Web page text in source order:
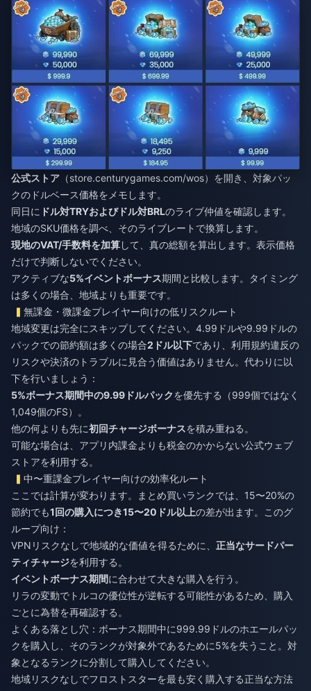
公式ストア （store.centurygames.com/wos）を開き、対象パッ
クのドルベース価格をメモします。
同日に ドル対TRYおよびドル対BRLのライブ仲値を確認します。
地域のSKU価格を調べ、そのライブレートで換算します。
現地のVAT/手数料を加算して、真の総額を算出します。表示価格
だけで判断しないでください。
アクティブな5%イベントボーナス期間と比較します。タイミング
は多くの場合、地域よりも重要です。
無課金・微課金プレイヤー向けの低リスクルート
地域変更は完全にスキップしてください。4.99ドルや9.99ドルの
パックでの節約額は多くの場合2ドル以下であり、利用規約違反の
リスクや決済のトラブルに見合う価値はありません。代わりに以
下を行いましょう：
5%ボーナス期間中の9.99ドルパックを優先する（999個ではなく
1,049個のFS）。
他の何よりも先に初回チャージボーナスを積み重ねる。
可能な場合は、アプリ内課金よりも税金のかからない公式ウェブ
ストアを利用する。
中〜重課金プレイヤー向けの効率化ルート
ここでは計算が変わります。まとめ買いランクでは、15〜20%の
節約でも1回の購入につき15〜20ドル以上の差が出ます。このグ
ループ向け：
VPNリスクなしで地域的な価値を得るために、 正当なサードパー
ティチャージを利用する。
イベントボーナス期間に合わせて大きな購入を行う。
リラの変動でトルコの優位性が逆転する可能性があるため、購入
ごとに為替を再確認する。
よくある落とし穴：ボーナス期間中に999.99ドルのホエールパッ
クを購入し、そのランクが対象外であるために5%を失うこと。対
象となるランクに分割して購入してください。
地域リスクなしでフロストスターを最も安く購入する正当な方法